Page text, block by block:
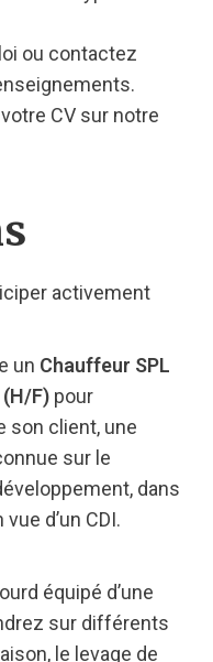
ou contactez
CV sur notre
activement
un Chauffeur SPL
(H/F) pour
son client, une
sur le
dans
d’un CDI.
équipé d’une
sur différents
le levage de